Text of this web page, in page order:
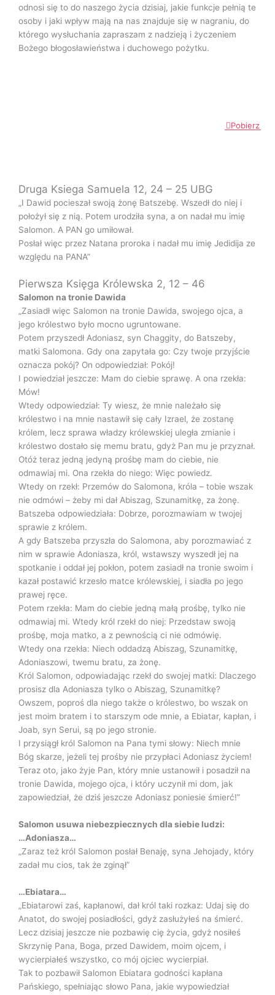
odnosi się to do naszego życia dzisiaj, jakie funkcje pełnią te
osoby i jaki wpływ mają na nas znajduje się w nagraniu, do
którego wysłuchania zapraszam z nadzieją i życzeniem
Bożego błogosławieństwa i duchowego pożytku.
Pobierz
Druga Ksiega Samuela 12, 24 – 25 UBG
„I Dawid pocieszał swoją żonę Batszebę. Wszedł do niej i
położył się z nią. Potem urodziła syna, a on nadał mu imię
Salomon. A PAN go umiłował.
Posłał więc przez Natana proroka i nadał mu imię Jedidija ze
względu na PANA”
Pierwsza Księga Królewska 2, 12 – 46
Salomon na tronie Dawida
„Zasiadł więc Salomon na tronie Dawida, swojego ojca, a
jego królestwo było mocno ugruntowane.
Potem przyszedł Adoniasz, syn Chaggity, do Batszeby,
matki Salomona. Gdy ona zapytała go: Czy twoje przyjście
oznacza pokój? On odpowiedział: Pokój!
I powiedział jeszcze: Mam do ciebie sprawę. A ona rzekła:
Mów!
Wtedy odpowiedział: Ty wiesz, że mnie należało się
królestwo i na mnie nastawił się cały Izrael, że zostanę
królem, lecz sprawa władzy królewskiej uległa zmianie i
królestwo dostało się memu bratu, gdyż Pan mu je przyznał.
Otóż teraz jedną jedyną prośbę mam do ciebie, nie
odmawiaj mi. Ona rzekła do niego: Więc powiedz.
Wtedy on rzekł: Przemów do Salomona, króla – tobie wszak
nie odmówi – żeby mi dał Abiszag, Szunamitkę, za żonę.
Batszeba odpowiedziała: Dobrze, porozmawiam w twojej
sprawie z królem.
A gdy Batszeba przyszła do Salomona, aby porozmawiać z
nim w sprawie Adoniasza, król, wstawszy wyszedł jej na
spotkanie i oddał jej pokłon, potem zasiadł na tronie swoim i
kazał postawić krzesło matce królewskiej, i siadła po jego
prawej ręce.
Potem rzekła: Mam do ciebie jedną małą prośbę, tylko nie
odmawiaj mi. Wtedy król rzekł do niej: Przedstaw swoją
prośbę, moja matko, a z pewnością ci nie odmówię.
Wtedy ona rzekła: Niech oddadzą Abiszag, Szunamitkę,
Adoniaszowi, twemu bratu, za żonę.
Król Salomon, odpowiadając rzekł do swojej matki: Dlaczego
prosisz dla Adoniasza tylko o Abiszag, Szunamitkę?
Owszem, poproś dla niego także o królestwo, bo wszak on
jest moim bratem i to starszym ode mnie, a Ebiatar, kapłan, i
Joab, syn Serui, są po jego stronie.
I przysiągł król Salomon na Pana tymi słowy: Niech mnie
Bóg skarze, jeżeli tej prośby nie przypłaci Adoniasz życiem!
Teraz oto, jako żyje Pan, który mnie ustanowił i posadził na
tronie Dawida, mojego ojca, i który uczynił mi dom, jak
zapowiedział, że dziś jeszcze Adoniasz poniesie śmierć!”
Salomon usuwa niebezpiecznych dla siebie ludzi:
…Adoniasza…
„Zaraz też król Salomon posłał Benaję, syna Jehojady, który
zadał mu cios, tak że zginął”
…Ebiatara…
„Ebiatarowi zaś, kapłanowi, dał król taki rozkaz: Udaj się do
Anatot, do swojej posiadłości, gdyż zasłużyłeś na śmierć.
Lecz dzisiaj jeszcze nie pozbawię cię życia, gdyż nosiłeś
Skrzynię Pana, Boga, przed Dawidem, moim ojcem, i
wycierpiałeś wszystko, co mój ojciec wycierpiał.
Tak to pozbawił Salomon Ebiatara godności kapłana
Pańskiego, spełniając słowo Pana, jakie wypowiedział